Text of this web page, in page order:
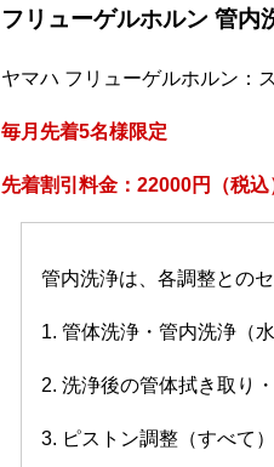
フリューゲルホルン 管内
ヤマハ フリューゲルホルン：
毎月先着5名様限定
先着割引料金：22000円（税込
管内洗浄は、各調整との
1. 管体洗浄・管内洗浄（水
2. 洗浄後の管体拭き取り
3. ピストン調整（すべて）